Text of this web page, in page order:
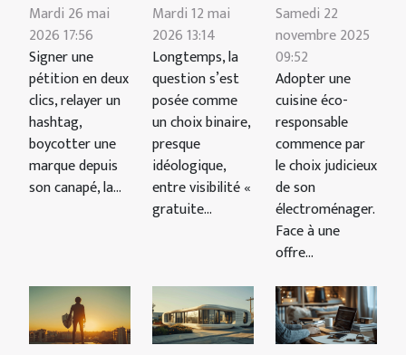
Mardi 26 mai
2026 17:56
Signer une
pétition en deux
clics, relayer un
hashtag,
boycotter une
marque depuis
son canapé, la...
Mardi 12 mai
2026 13:14
Longtemps, la
question s’est
posée comme
un choix binaire,
presque
idéologique,
entre visibilité «
gratuite...
Samedi 22
novembre 2025
09:52
Adopter une
cuisine éco-
responsable
commence par
le choix judicieux
de son
électroménager.
Face à une
offre...